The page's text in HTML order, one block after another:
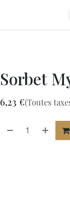
Sorbet
6,23 €(Toutes